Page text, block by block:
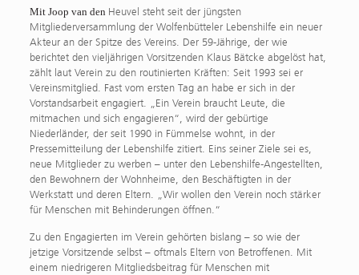
Mit Joop van den Heuvel steht seit der jüngsten
Mitgliederversammlung der Wolfenbütteler Lebenshilfe ein neuer
Akteur an der Spitze des Vereins. Der 59-Jährige, der wie
berichtet den vieljährigen Vorsitzenden Klaus Bätcke abgelöst hat,
zählt laut Verein zu den routinierten Kräften: Seit 1993 sei er
Vereinsmitglied. Fast vom ersten Tag an habe er sich in der
Vorstandsarbeit engagiert. „Ein Verein braucht Leute, die
mitmachen und sich engagieren“, wird der gebürtige
Niederländer, der seit 1990 in Fümmelse wohnt, in der
Pressemitteilung der Lebenshilfe zitiert. Eins seiner Ziele sei es,
neue Mitglieder zu werben – unter den Lebenshilfe-Angestellten,
den Bewohnern der Wohnheime, den Beschäftigten in der
Werkstatt und deren Eltern. „Wir wollen den Verein noch stärker
für Menschen mit Behinderungen öffnen.“
Zu den Engagierten im Verein gehörten bislang – so wie der
jetzige Vorsitzende selbst – oftmals Eltern von Betroffenen. Mit
einem niedrigeren Mitgliedsbeitrag für Menschen mit